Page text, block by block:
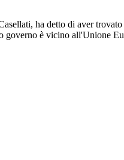
ha detto di aver
è vicino all'Unione